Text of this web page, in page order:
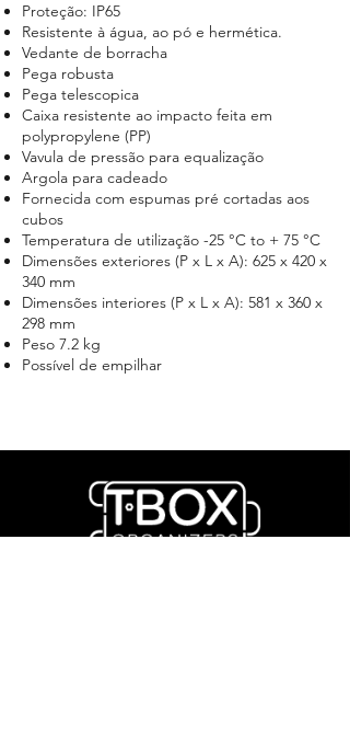
Proteção: IP65
Resistente à água, ao pó e hermética.
Vedante de borracha
Pega robusta
Pega telescopica
Caixa resistente ao impacto feita em
polypropylene (PP)
Vavula de pressão para equalização
Argola para cadeado
Fornecida com espumas pré cortadas aos
cubos
Temperatura de utilização -25 °C to + 75 °C
Dimensões exteriores (P x L x A): 625 x 420 x
340 mm
Dimensões interiores (P x L x A): 581 x 360 x
298 mm
Peso 7.2 kg
Possível de empilhar